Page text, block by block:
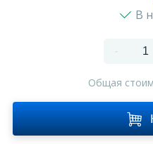
В
-
Общая